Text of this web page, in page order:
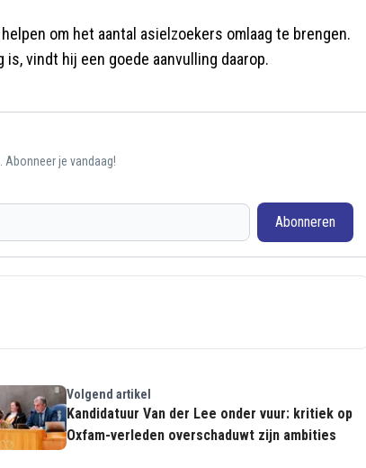
om het aantal asielzoekers omlaag te brengen.
vindt hij een goede aanvulling daarop.
Abonneer je vandaag!
Abonneren
Volgend artikel
Kandidatuur Van der Lee onder vuur: kritiek op
Oxfam-verleden overschaduwt zijn ambities